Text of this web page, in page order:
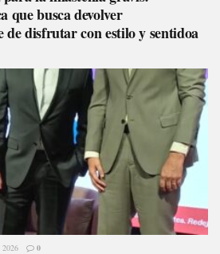
que busca devolver
de disfrutar con estilo y sentidoa
2026 0